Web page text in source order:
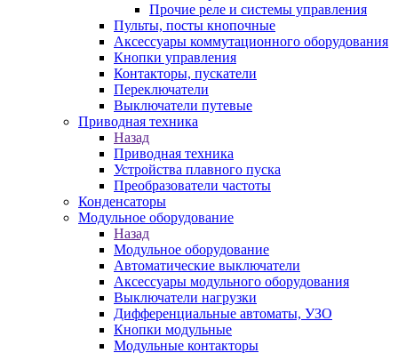
Прочие реле и системы управления
Пульты, посты кнопочные
Аксессуары коммутационного оборудования
Кнопки управления
Контакторы, пускатели
Переключатели
Выключатели путевые
Приводная техника
Назад
Приводная техника
Устройства плавного пуска
Преобразователи частоты
Конденсаторы
Модульное оборудование
Назад
Модульное оборудование
Автоматические выключатели
Аксессуары модульного оборудования
Выключатели нагрузки
Дифференциальные автоматы, УЗО
Кнопки модульные
Модульные контакторы